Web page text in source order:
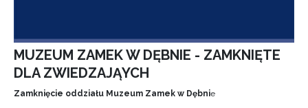
MUZEUM ZAMEK W DĘBNIE - ZAMKNIĘTE
DLA ZWIEDZAJĄYCH
Zamknięcie oddziału Muzeum Zamek w Dębnie